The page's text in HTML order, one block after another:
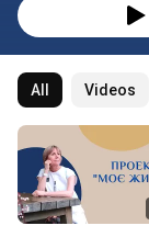
All Videos